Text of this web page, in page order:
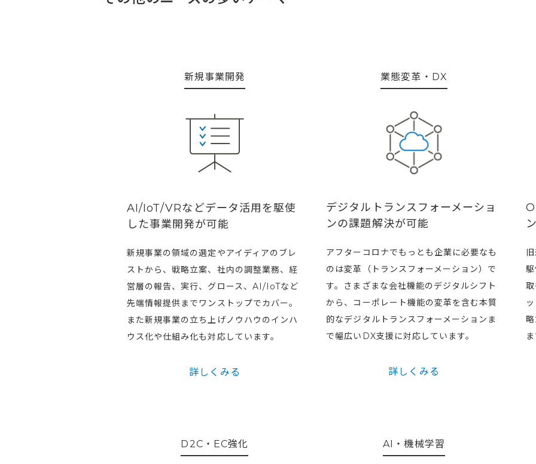
新規事業開発
AI/IoT/VRなどデータ活用を駆使
した事業開発が可能
新規事業の領域の選定やアイディアのブレ
ストから、戦略立案、社内の調整業務、経
営層の報告、実行、グロース、AI/IoTなど
先端情報提供までワンストップでカバー。
また新規事業の立ち上げノウハウのインハ
ウス化や仕組み化も対応しています。
詳しくみる
業態変革・DX
デジタルトランスフォーメーショ
ンの課題解決が可能
アフターコロナでもっとも企業に必要なも
のは変革（トランスフォーメーション）で
す。さまざまな会社機能のデジタルシフト
から、コーポレート機能の変革を含む本質
的なデジタルトランスフォーメーションま
で幅広いDX支援に対応しています。
詳しくみる
D2C・EC強化 AI・機械学習